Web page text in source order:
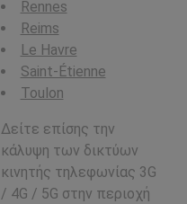
Rennes
Reims
Le Havre
Saint-Étienne
Toulon
Δείτε επίσης την
κάλυψη των δικτύων
κινητής τηλεφωνίας 3G
/ 4G / 5G στην περιοχή